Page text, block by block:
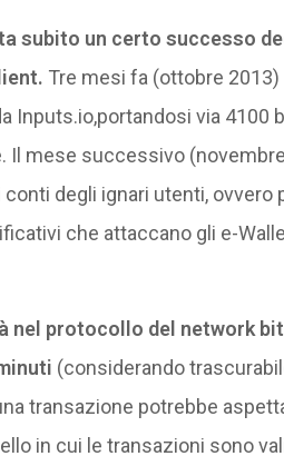
subito un certo successo
Tre mesi fa (ottobre
Inputs.io,portandosi via 4100
Il mese successivo
degli ignari utenti, ovvero
che attaccano gli e-
nel protocollo del network
(considerando
transazione potrebbe
in cui le transazioni sono